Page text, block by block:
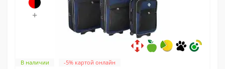
В наличии
+
-5% картой онлайн